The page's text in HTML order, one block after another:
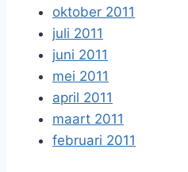
oktober 2011
juli 2011
juni 2011
mei 2011
april 2011
maart 2011
februari 2011